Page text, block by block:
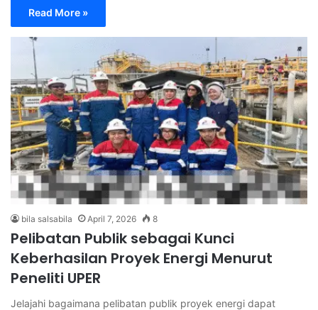
Read More »
bila salsabila April 7, 2026 8
Pelibatan Publik sebagai Kunci
Keberhasilan Proyek Energi Menurut
Peneliti UPER
Jelajahi bagaimana pelibatan publik proyek energi dapat